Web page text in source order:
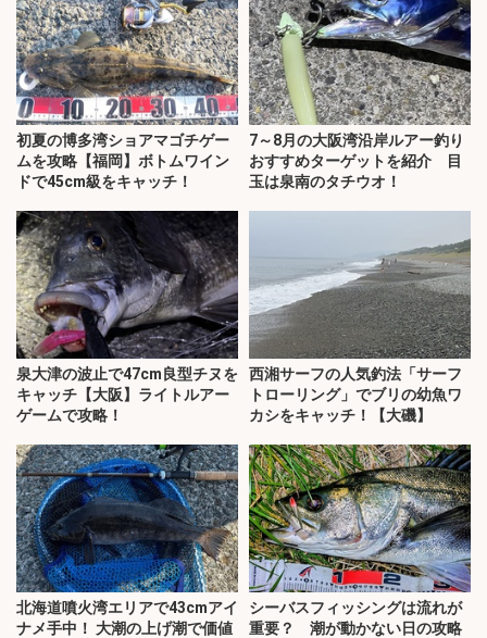
初夏の博多湾ショアマゴチゲー
ムを攻略【福岡】ボトムワイン
ドで45cm級をキャッチ！
7～8月の大阪湾沿岸ルアー釣り
おすすめターゲットを紹介 目
玉は泉南のタチウオ！
泉大津の波止で47cm良型チヌを
キャッチ【大阪】ライトルアー
ゲームで攻略！
西湘サーフの人気釣法「サーフ
トローリング」でブリの幼魚ワ
カシをキャッチ！【大磯】
北海道噴火湾エリアで43cmアイ
ナメ手中！ 大潮の上げ潮で価値
シーバスフィッシングは流れが
重要？ 潮が動かない日の攻略